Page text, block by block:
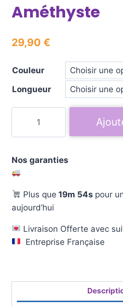
Améthyste
29,90 €
Couleur
Longueur
Nos garanties
Plus que 19m 53s pour
aujourd’hui
Livraison Offerte avec
Entreprise Française